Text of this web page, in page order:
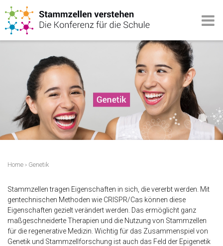
Home > Genetik
Stammzellen tragen Eigenschaften in sich, die vererbt werden. Mit
gentechnischen Methoden wie CRISPR/Cas können diese
Eigenschaften gezielt verändert werden. Das ermöglicht ganz
maßgeschneiderte Therapien und die Nutzung von Stammzellen
für die regenerative Medizin. Wichtig für das Zusammenspiel von
Genetik und Stammzellforschung ist auch das Feld der Epigenetik